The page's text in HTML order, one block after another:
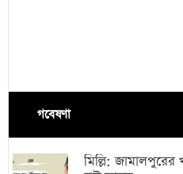
গবেষণা
মিল্লি: জামালপুরের